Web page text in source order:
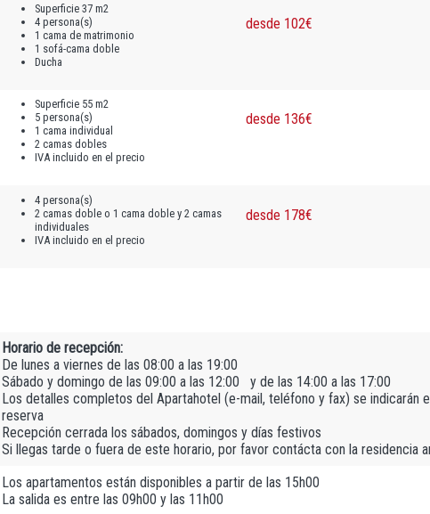
Superficie 37 m2
4 persona(s)
1 cama de matrimonio
1 sofá-cama doble
Ducha
desde 102€
Superficie 55 m2
5 persona(s)
1 cama individual
2 camas dobles
IVA incluido en el precio
desde 136€
4 persona(s)
2 camas doble o 1 cama doble y 2 camas
individuales
IVA incluido en el precio
desde 178€
Horario de recepción:
De lunes a viernes de las 08:00 a las 19:00
Sábado y domingo de las 09:00 a las 12:00 y de las 14:00 a las 17:00
Los detalles completos del Apartahotel (e-mail, teléfono y fax) se indicarán
reserva
Recepción cerrada los sábados, domingos y días festivos
Si llegas tarde o fuera de este horario, por favor contácta con la residencia
Los apartamentos están disponibles a partir de las 15h00
La salida es entre las 09h00 y las 11h00